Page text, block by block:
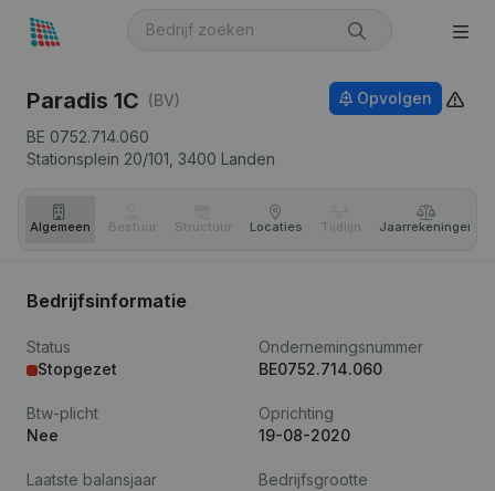
Paradis 1C (BV)
BE 0752.714.060
Stationsplein 20/101, 3400 Landen
Opvolgen
Algemeen Bestuur Structuur Locaties Tijdlijn Jaar­rekeningen
Bedrijfsinformatie
Status
Stopgezet
Ondernemingsnummer
BE0752.714.060
Btw-plicht
Nee
Oprichting
19-08-2020
Laatste balansjaar
Bedrijfsgrootte